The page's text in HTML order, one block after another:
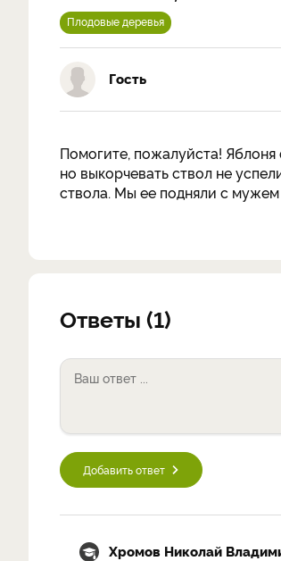
Плодовые деревья
Гость
Помогите, пожалуйста! Яблоня
но выкорчевать ствол не
ствола. Мы ее подняли с
Ответы (1)
Добавить ответ
Хромов Николай